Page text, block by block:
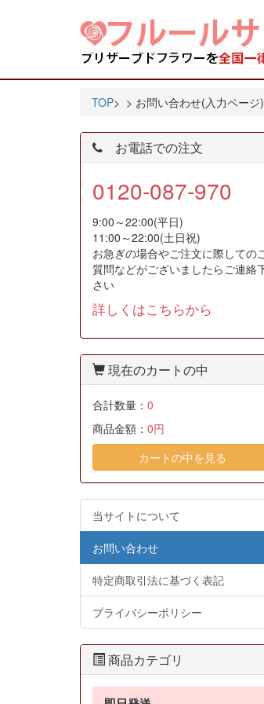
TOP> > お問い合わせ(入力ページ)
お電話での注文
0120-087-970
9:00～22:00(平日)
11:00～22:00(土日祝)
お急ぎの場合やご注文に際しての
質問などがございましたらご連絡
さい
詳しくはこちらから
現在のカートの中
合計数量： 0
商品金額： 0円
カートの中を見る
当サイトについて
お問い合わせ
特定商取引法に基づく表記
プライバシーポリシー
商品カテゴリ